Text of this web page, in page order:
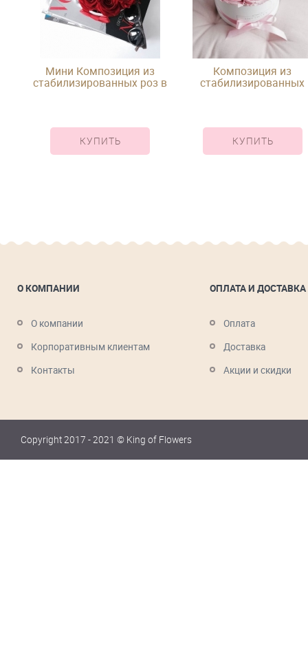
Мини Композиция из
стабилизированных роз в
КУПИТЬ
Композиция из
стабилизированных
КУПИТЬ
О КОМПАНИИ
О компании
Корпоративным клиентам
Контакты
ОПЛАТА И ДОСТАВКА
Оплата
Доставка
Акции и скидки
Copyright 2017 - 2021 © King of Flowers